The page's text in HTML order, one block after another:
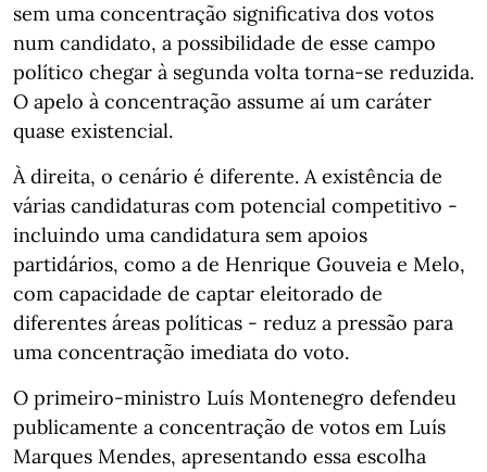
sem uma concentração significativa dos votos
num candidato, a possibilidade de esse campo
político chegar à segunda volta torna-se reduzida.
O apelo à concentração assume aí um caráter
quase existencial.
À direita, o cenário é diferente. A existência de
várias candidaturas com potencial competitivo -
incluindo uma candidatura sem apoios
partidários, como a de Henrique Gouveia e Melo,
com capacidade de captar eleitorado de
diferentes áreas políticas - reduz a pressão para
uma concentração imediata do voto.
O primeiro-ministro Luís Montenegro defendeu
publicamente a concentração de votos em Luís
Marques Mendes, apresentando essa escolha